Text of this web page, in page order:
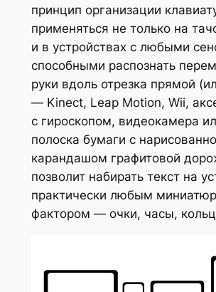
принцип организации
применяться не только на
и в устройствах с любыми
способными распознать
руки вдоль отрезка прямой
— Kinect, Leap Motion, Wii,
с гироскопом, видеокамера
полоска бумаги с
карандашом графитовой
позволит набирать текст на
практически любым
фактором — очки, часы,